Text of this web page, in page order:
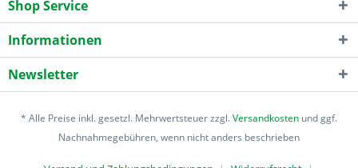
Shop Service
Informationen
Newsletter
* Alle Preise inkl. gesetzl. Mehrwertsteuer zzgl.Versandkosten und ggf.
Nachnahmegebühren, wenn nicht anders beschrieben